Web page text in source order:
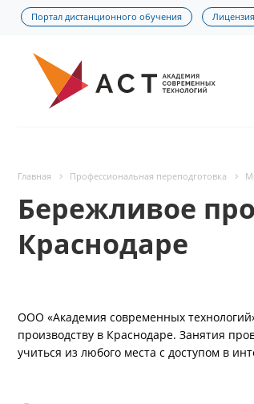
Портал дистанционного обучения Лицензия
Главная Профессиональная переподготовка
Бережливое
Краснодаре
ООО «Академия современных
производству в Краснодаре. Занятия
учиться из любого места с доступом в